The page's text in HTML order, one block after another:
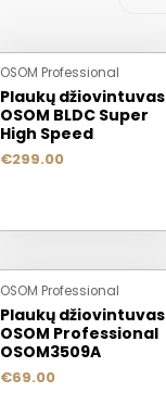
OSOM Professional
Plaukų džiovintuvas
OSOM BLDC Super
High Speed
€299.00
OSOM Professional
Plaukų džiovintuvas
OSOM Professional
OSOM3509A
€69.00